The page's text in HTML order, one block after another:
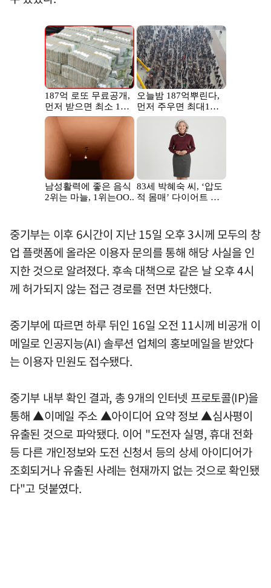
중기부는 이후 6시간이 지난 15일 오후 3시께 모두의 창
업 플랫폼에 올라온 이용자 문의를 통해 해당 사실을 인
지한 것으로 알려졌다. 후속 대책으로 같은 날 오후 4시
께 허가되지 않는 접근 경로를 전면 차단했다.
중기부에 따르면 하루 뒤인 16일 오전 11시께 비공개 이
메일로 인공지능(AI) 솔루션 업체의 홍보메일을 받았다
는 이용자 민원도 접수됐다.
중기부 내부 확인 결과, 총 9개의 인터넷 프로토콜(IP)을
통해 ▲이메일 주소 ▲아이디어 요약 정보 ▲심사평이
유출된 것으로 파악됐다. 이어 "도전자 실명, 휴대 전화
등 다른 개인정보와 도전 신청서 등의 상세 아이디어가
조회되거나 유출된 사례는 현재까지 없는 것으로 확인됐
다"고 덧붙였다.